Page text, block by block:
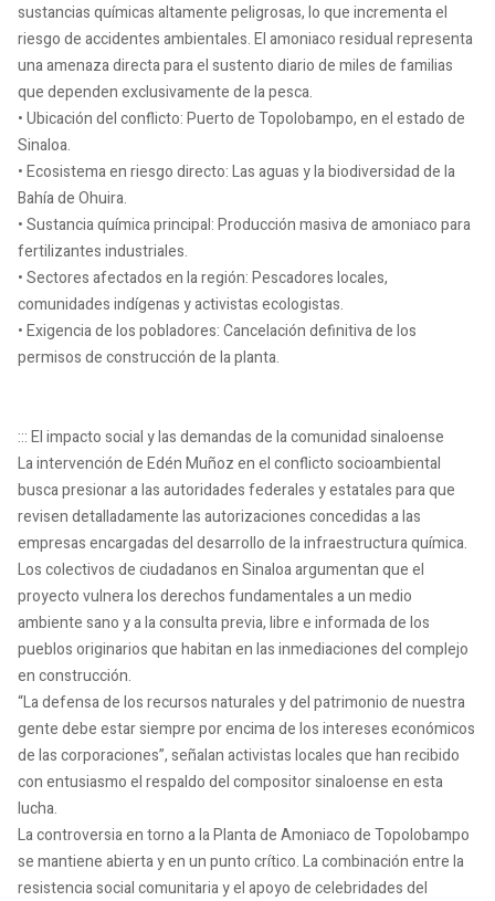
sustancias químicas altamente peligrosas, lo que incrementa el
riesgo de accidentes ambientales. El amoniaco residual representa
una amenaza directa para el sustento diario de miles de familias
que dependen exclusivamente de la pesca.
• Ubicación del conflicto: Puerto de Topolobampo, en el estado de
Sinaloa.
• Ecosistema en riesgo directo: Las aguas y la biodiversidad de la
Bahía de Ohuira.
• Sustancia química principal: Producción masiva de amoniaco para
fertilizantes industriales.
• Sectores afectados en la región: Pescadores locales,
comunidades indígenas y activistas ecologistas.
• Exigencia de los pobladores: Cancelación definitiva de los
permisos de construcción de la planta.
::: El impacto social y las demandas de la comunidad sinaloense
La intervención de Edén Muñoz en el conflicto socioambiental
busca presionar a las autoridades federales y estatales para que
revisen detalladamente las autorizaciones concedidas a las
empresas encargadas del desarrollo de la infraestructura química.
Los colectivos de ciudadanos en Sinaloa argumentan que el
proyecto vulnera los derechos fundamentales a un medio
ambiente sano y a la consulta previa, libre e informada de los
pueblos originarios que habitan en las inmediaciones del complejo
en construcción.
“La defensa de los recursos naturales y del patrimonio de nuestra
gente debe estar siempre por encima de los intereses económicos
de las corporaciones”, señalan activistas locales que han recibido
con entusiasmo el respaldo del compositor sinaloense en esta
lucha.
La controversia en torno a la Planta de Amoniaco de Topolobampo
se mantiene abierta y en un punto crítico. La combinación entre la
resistencia social comunitaria y el apoyo de celebridades del